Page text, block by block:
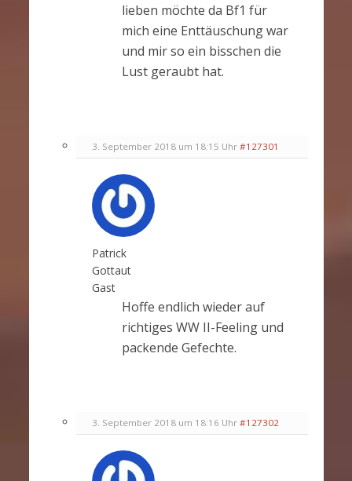
lieben möchte da Bf1 für
mich eine Enttäuschung war
und mir so ein bisschen die
Lust geraubt hat.
3. September 2018 um 18:15 Uhr #127301
Patrick
Gottaut
Gast
Hoffe endlich wieder auf
richtiges WW II-Feeling und
packende Gefechte.
3. September 2018 um 18:16 Uhr #127302